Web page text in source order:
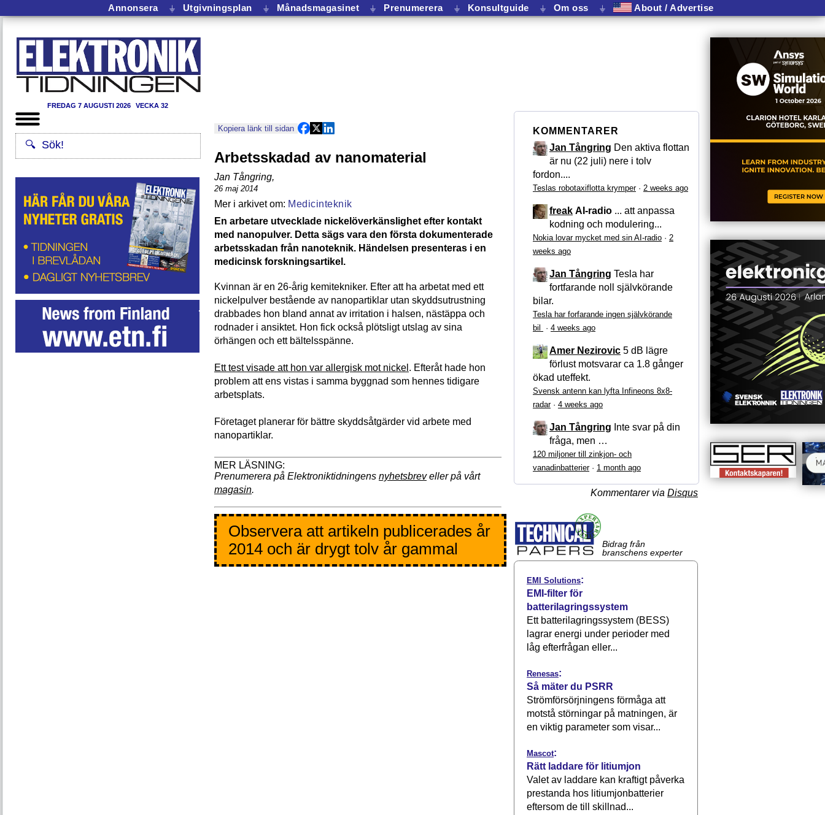
Annonsera ⏚ Utgivningsplan ⏚ Månadsmagasinet ⏚ Prenumerera ⏚ Konsultguide ⏚ Om oss ⏚ About / Advertise
FREDAG 7 AUGUSTI 2026 VECKA 32
Kopiera länk till sidan
Arbetsskadad av nanomaterial
Jan Tångring,
26 maj 2014
Medicinteknik
En arbetare utvecklade nickelöverkänslighet efter kontakt
med nanopulver. Detta sägs vara den första dokumenterade
arbetsskadan från nanoteknik. Händelsen presenteras i en
medicinsk forskningsartikel.
Kvinnan är en 26-årig kemitekniker. Efter att ha arbetat med ett
nickelpulver bestående av nanopartiklar utan skyddsutrustning
drabbades hon bland annat av irritation i halsen, nästäppa och
rodnader i ansiktet. Hon fick också plötsligt utslag av sina
örhängen och ett bältelsspänne.
Ett test visade att hon var allergisk mot nickel . Efteråt hade hon
problem att ens vistas i samma byggnad som hennes tidigare
arbetsplats.
Företaget planerar för bättre skyddsåtgärder vid arbete med
nanopartiklar.
Prenumerera på Elektroniktidningens nyhetsbreveller på vårt
magasin.
Observera att artikeln publicerades år
2014 och är drygt tolv år gammal
KOMMENTARER
Jan Tångring Den aktiva flottan
är nu (22 juli) nere i tolv
fordon....
Teslas robotaxiflotta krymper· 2 weeks ago
freak AI-radio ... att anpassa
kodning och modulering...
Nokia lovar mycket med sin AI-radio · 2
weeks ago
Jan Tångring Tesla har
fortfarande noll självkörande
bilar.
Tesla har forfarande ingen självkörande
bil
· 4 weeks ago
Amer Nezirovic 5 dB lägre
förlust motsvarar ca 1.8 gånger
ökad uteffekt.
Svensk antenn kan lyfta Infineons 8x8-
radar· 4 weeks ago
Jan Tångring Inte svar på din
fråga, men …
120 miljoner till zinkjon- och
vanadinbatterier· 1 month ago
Kommentarer via Disqus
Bidrag från
branschens experter
EMI Solutions:
EMI-filter för
batterilagringssystem
Ett batterilagringssystem (BESS)
lagrar energi under perioder med
låg efterfrågan eller...
Renesas:
Så mäter du PSRR
Strömförsörjningens förmåga att
motstå störningar på matningen, är
en viktig parameter som visar...
Mascot:
Rätt laddare för litiumjon
Valet av laddare kan kraftigt påverka
prestanda hos litiumjonbatterier
eftersom de till skillnad...